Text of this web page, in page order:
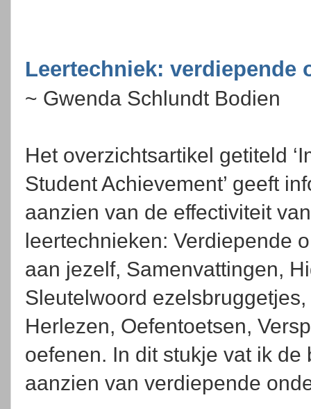
Leertechniek: verdiepende
~ Gwenda Schlundt Bodien
Het overzichtsartikel getiteld
Student Achievement’ geeft
aanzien van de effectiviteit
leertechnieken: Verdiepende
aan jezelf, Samenvattingen,
Sleutelwoord
Herlezen, Oefentoetsen,
oefenen. In dit stukje vat ik
aanzien van verdiepende